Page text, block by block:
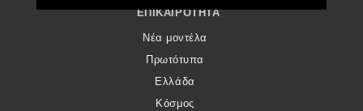
ΕΠΙΚΑΙΡΌΤΗΤΑ
Νέα μοντέλα
Πρωτότυπα
Ελλάδα
Κόσμος